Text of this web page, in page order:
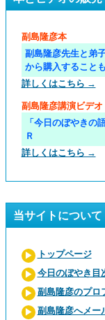
副島隆彦本
副島隆彦先生と弟
から購入すること
詳しくはこちら →
副島隆彦講演ビデオ
「今日のぼやきの
Ｒ
詳しくはこちら →
当サイトについて
トップページ
今日のぼやき目
副島隆彦のプロ
副島隆彦へメー